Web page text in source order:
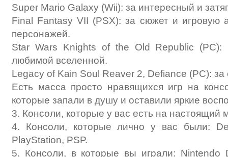
Super Mario Galaxy (Wii): за интересный и
Final Fantasy VII (PSX): за сюжет и игровую
персонажей.
Star Wars Knights of the Old Republic (PC):
любимой вселенной.
Legacy of Kain Soul Reaver 2, Defiance (PC):
Есть масса просто нравящихся игр на
которые запали в душу и оставили яркие
3. Консоли, которые у вас есть на настоящий
4. Консоли, которые лично у вас были:
PlayStation, PSP.
5. Консоли, в которые вы играли: Nintendo